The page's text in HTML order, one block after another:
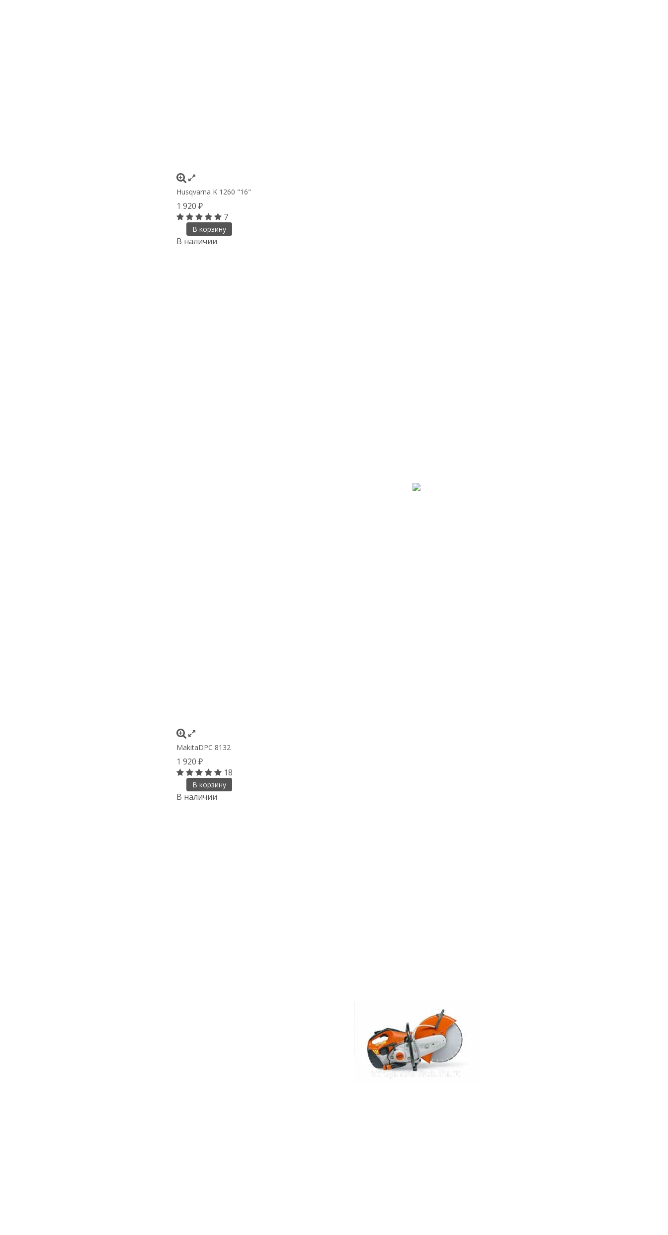
Husqvarna K 1260 "16"
1 920 ₽
7
В корзину
В наличии
MakitaDPC 8132
1 920 ₽
18
В корзину
В наличии